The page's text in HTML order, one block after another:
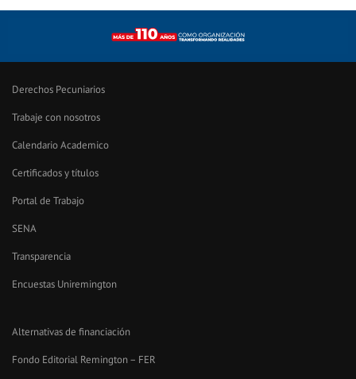
Derechos Pecuniarios
Trabaje con nosotros
Calendario Academico
Certificados y títulos
Portal de Trabajo
SENA
Transparencia
Encuestas Uniremington
Alternativas de financiación
Fondo Editorial Remington – FER